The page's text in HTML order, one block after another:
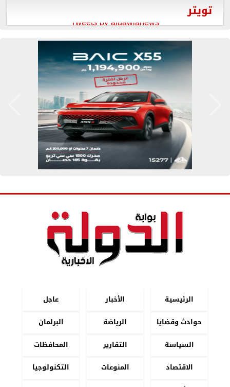
تويتر
Tweets by aldawlanews
الرئيسية الأخبار
عاجل
حوادث وقضايا
الرياضة
البرلمان
السياسة
التقارير
المحافظات
الاقتصاد
المنوعات
التكنولوجيا